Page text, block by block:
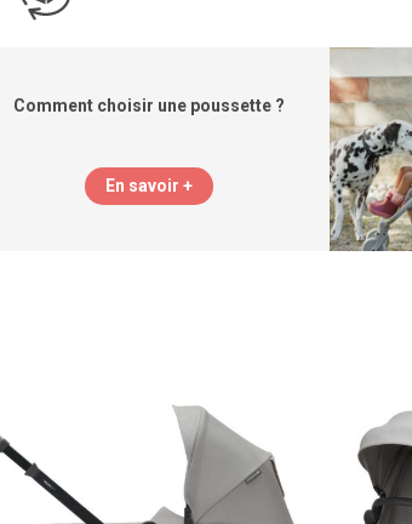
Comment choisir une poussette ?
En savoir +